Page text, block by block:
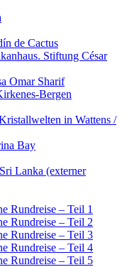
de Cactus
Stiftung César
Omar Sharif
Bergen
in Wattens /
Bay
Lanka (externer
Rundreise – Teil 1
Rundreise – Teil 2
Rundreise – Teil 3
Rundreise – Teil 4
Rundreise – Teil 5